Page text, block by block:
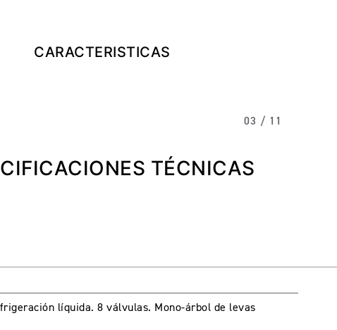
CARACTERISTICAS
03 / 11
TÉCNICAS
líquida. 8 válvulas. Mono-árbol de levas